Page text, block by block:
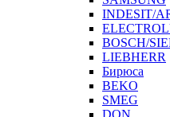
INDESIT/
BOSCH/
LIEBHERR
Бирюса
BEKO
SMEG
DON